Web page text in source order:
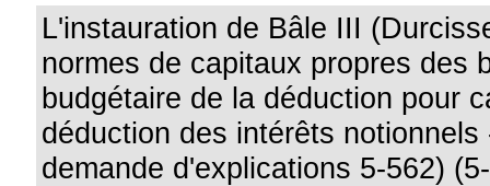
L'instauration de Bâle III
normes de capitaux propres des
budgétaire de la déduction pour
déduction des intérêts notionnels
demande d'explications 5-562)